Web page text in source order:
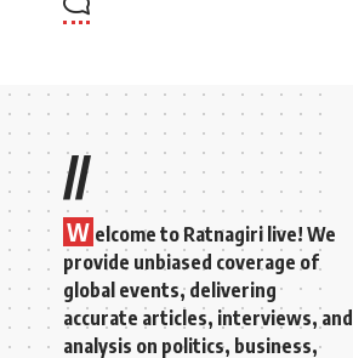
//
W elcome to Ratnagiri live! We
provide unbiased coverage of
global events, delivering
accurate articles, interviews, and
analysis on politics, business,